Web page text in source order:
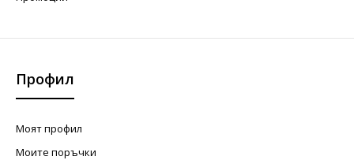
Профил
Моят профил
Моите поръчки